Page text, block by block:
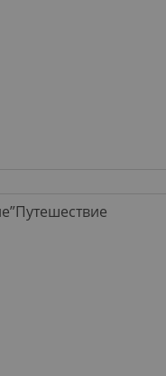
Путешествие